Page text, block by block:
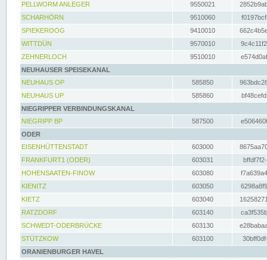
PELLWORM ANLEGER
9550021
SCHARHÖRN
9510060
SPIEKEROOG
9410010
WITTDÜN
9570010
ZEHNERLOCH
9510010
NEUHAUSER SPEISEKANAL
NEUHAUS OP
585850
NEUHAUS UP
585860
NIEGRIPPER VERBINDUNGSKANAL
NIEGRIPP BP
587500
ODER
EISENHÜTTENSTADT
603000
FRANKFURT1 (ODER)
603031
HOHENSAATEN-FINOW
603080
KIENITZ
603050
KIETZ
603040
RATZDORF
603140
SCHWEDT-ODERBRÜCKE
603130
STÜTZKOW
603100
ORANIENBURGER HAVEL